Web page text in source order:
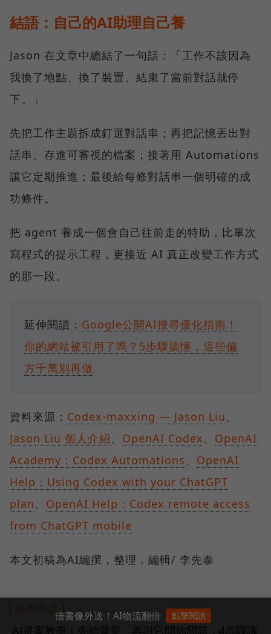
結語：自己的AI助理自己養
Jason 在文章中總結了一句話：「工作不該因為
我換了地點、換了裝置、結束了當前對話就停
下。」
先把工作主題拆成釘選對話串；再把記憶丟出對
話串、存進可審視的檔案；接著用 Automations
讓它定期推進；最後給每條對話串一個明確的成
功條件。
把 agent 養成一個會自己往前走的特助，比單次
寫程式的提示工程，更接近 AI 真正改變工作方式
的那一段。
延伸閱讀： Google公開AI搜尋優化指南！
你的網站被引用了嗎？5步驟搞懂，這些偏
方千萬別再做
資料來源： Codex-maxxing — Jason Liu、
Jason Liu 個人介紹、 OpenAI Codex、 OpenAI
Academy：Codex Automations、 OpenAI
Help：Using Codex with your ChatGPT
plan、 OpenAI Help：Codex remote access
from ChatGPT mobile
本文初稿為AI編撰，整理．編輯/ 李先泰
AI提案教學｜先給背景、再叫它問你問題，4步驟讓
借書像外送！AI物流翻倍 點擊閱讀